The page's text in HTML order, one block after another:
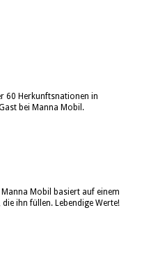
60 Herkunftsnationen in
bei Manna Mobil.
Manna Mobil basiert auf einem
ihn füllen. Lebendige Werte!